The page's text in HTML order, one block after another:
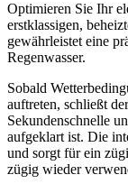
Optimieren Sie Ihr
erstklassigen,
gewährleistet eine
Regenwasser.
Sobald
auftreten, schließt
Sekundenschnelle
aufgeklart ist. Die
und sorgt für ein
zügig wieder